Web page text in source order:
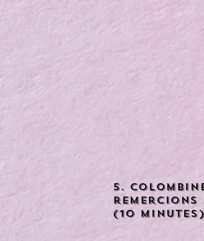
5.
remercions
(10 minutes)